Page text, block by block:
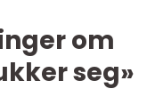
om
seg»